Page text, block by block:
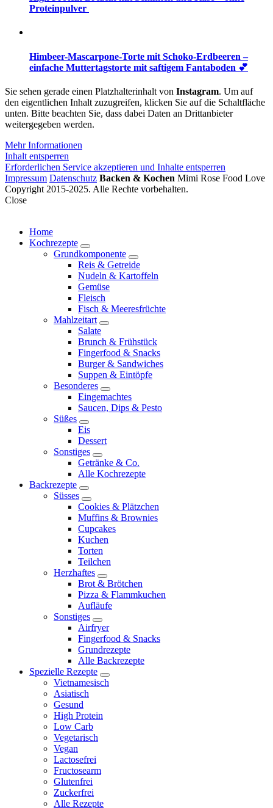
Proteinpulver
Himbeer-Mascarpone-Torte mit Schoko-Erdbeeren –
einfache Muttertagstorte mit saftigem Fantaboden 💕
Sie sehen gerade einen Platzhalterinhalt von Instagram. Um auf
den eigentlichen Inhalt zuzugreifen, klicken Sie auf die Schaltfläche
unten. Bitte beachten Sie, dass dabei Daten an Drittanbieter
weitergegeben werden.
Mehr Informationen
Inhalt entsperren
Erforderlichen Service akzeptieren und Inhalte entsperren
Impressum Datenschutz Backen & Kochen Mimi Rose Food Love
Copyright 2015-2025. Alle Rechte vorbehalten.
Close
Home
Kochrezepte
expand
child
menu
Grundkomponente
expand
child
menu
Reis & Getreide
Nudeln & Kartoffeln
Gemüse
Fleisch
Fisch & Meeresfrüchte
Mahlzeitart
expand
menu
Salate
Brunch & Frühstück
Fingerfood & Snacks
Burger & Sandwiches
Suppen & Eintöpfe
Besonderes
expand
child
menu
Eingemachtes
Saucen, Dips & Pesto
Süßes
expand
child
menu
Eis
Dessert
Sonstiges
expand
child
menu
Getränke & Co.
Alle Kochrezepte
Backrezepte
expand
child
menu
Süsses
expand
child
menu
Cookies & Plätzchen
Muffins & Brownies
Cupcakes
Kuchen
Torten
Teilchen
Herzhaftes
expand
child
menu
Brot & Brötchen
Pizza & Flammkuchen
Aufläufe
Sonstiges
expand
child
menu
Airfryer
Fingerfood & Snacks
Grundrezepte
Alle Backrezepte
Spezielle Rezepte
expand
child
Vietnamesisch
Asiatisch
Gesund
High Protein
Low Carb
Vegetarisch
Vegan
Lactosefrei
Fructosearm
Glutenfrei
Zuckerfrei
Alle Rezepte